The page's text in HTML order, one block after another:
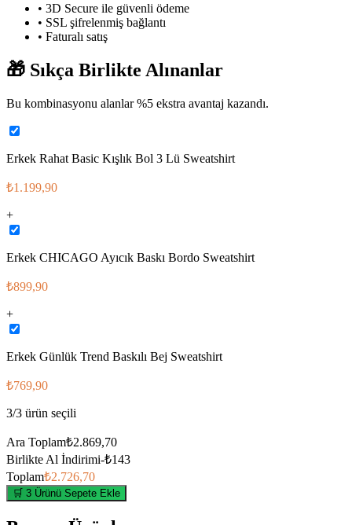
• 3D Secure ile güvenli ödeme
• SSL şifrelenmiş bağlantı
• Faturalı satış
🎁 Sıkça Birlikte Alınanlar
Bu kombinasyonu alanlar %5 ekstra avantaj kazandı.
Erkek Rahat Basic Kışlık Bol 3 Lü Sweatshirt
₺1.199,90
+
Erkek CHICAGO Ayıcık Baskı Bordo Sweatshirt
₺899,90
+
Erkek Günlük Trend Baskılı Bej Sweatshirt
₺769,90
3/3 ürün seçili
Ara Toplam₺2.869,70
Birlikte Al İndirimi-₺143
Toplam₺2.726,70
🛒 3 Ürünü Sepete Ekle